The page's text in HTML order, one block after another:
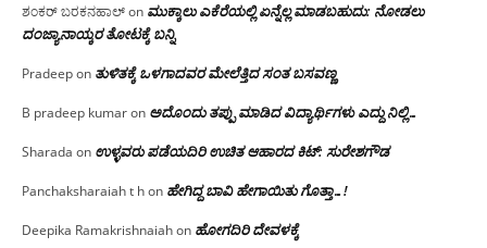
ಶಂಕರ್ ಬರಕನಹಾಲ್on ಮುಕ್ಕಾಲು ಎಕೆರೆಯಲ್ಲಿ ಏನ್ನೆಲ್ಲ‌ ಮಾಡಬಹುದು: ನೋಡಲು
ದಂಜ್ಯಾನಾಯ್ಕರ ತೋಟಕ್ಕೆ ಬನ್ನಿ
Pradeepon ತುಳಿತಕ್ಕೆ ಒಳಗಾದವರ ಮೇಲೆತ್ತಿದ ಸಂತ ಬಸವಣ್ಣ
B pradeep kumaron ಅದೊಂದು ತಪ್ಪು ಮಾಡಿದ ವಿದ್ಯಾರ್ಥಿಗಳು ಎದ್ದು ನಿಲ್ಲಿ…
Sharada on ಉಳ್ಳವರು ಪಡೆಯದಿರಿ ಉಚಿತ ಆಹಾರದ ಕಿಟ್: ಸುರೇಶಗೌಡ
Panchaksharaiah t hon ಹೇಗಿದ್ದ ಬಾವಿ ಹೇಗಾಯಿತು ಗೊತ್ತಾ…!
Deepika Ramakrishnaiahon ಹೋಗದಿರಿ ದೇವಳಕ್ಕೆ